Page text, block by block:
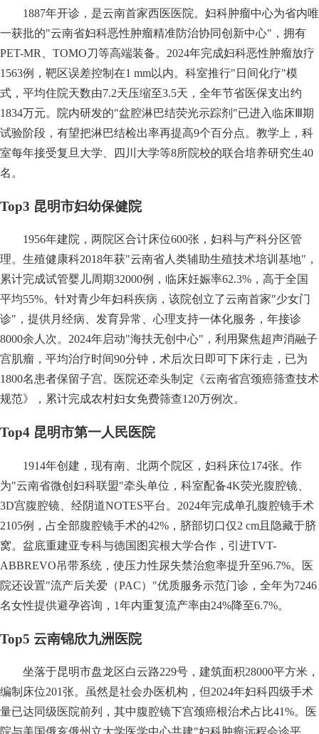
1887年开诊，是云南首家西医医院。妇科肿瘤中心为省内唯
一获批的"云南省妇科恶性肿瘤精准防治协同创新中心"，拥有
PET-MR、TOMO刀等高端装备。2024年完成妇科恶性肿瘤放疗
1563例，靶区误差控制在1 mm以内。科室推行"日间化疗"模
式，平均住院天数由7.2天压缩至3.5天，全年节省医保支出约
1834万元。院内研发的"盆腔淋巴结荧光示踪剂"已进入临床Ⅲ期
试验阶段，有望把淋巴结检出率再提高9个百分点。教学上，科
室每年接受复旦大学、四川大学等8所院校的联合培养研究生40
名。
Top3 昆明市妇幼保健院
1956年建院，两院区合计床位600张，妇科与产科分区管
理。生殖健康科2018年获"云南省人类辅助生殖技术培训基地"，
累计完成试管婴儿周期32000例，临床妊娠率62.3%，高于全国
平均55%。针对青少年妇科疾病，该院创立了云南首家"少女门
诊"，提供月经病、发育异常、心理支持一体化服务，年接诊
8000余人次。2024年启动"海扶无创中心"，利用聚焦超声消融子
宫肌瘤，平均治疗时间90分钟，术后次日即可下床行走，已为
1800名患者保留子宫。医院还牵头制定《云南省宫颈癌筛查技术
规范》，累计完成农村妇女免费筛查120万例次。
Top4 昆明市第一人民医院
1914年创建，现有南、北两个院区，妇科床位174张。作
为"云南省微创妇科联盟"牵头单位，科室配备4K荧光腹腔镜、
3D宫腹腔镜、经阴道NOTES平台。2024年完成单孔腹腔镜手术
2105例，占全部腹腔镜手术的42%，脐部切口仅2 cm且隐藏于脐
窝。盆底重建亚专科与德国图宾根大学合作，引进TVT-
ABBREVO吊带系统，使压力性尿失禁治愈率提升至96.7%。医
院还设置"流产后关爱（PAC）"优质服务示范门诊，全年为7246
名女性提供避孕咨询，1年内重复流产率由24%降至6.7%。
Top5 云南锦欣九洲医院
坐落于昆明市盘龙区白云路229号，建筑面积28000平方米，
编制床位201张。虽然是社会办医机构，但2024年妇科四级手术
量已达同级医院前列，其中腹腔镜下宫颈癌根治术占比41%。医